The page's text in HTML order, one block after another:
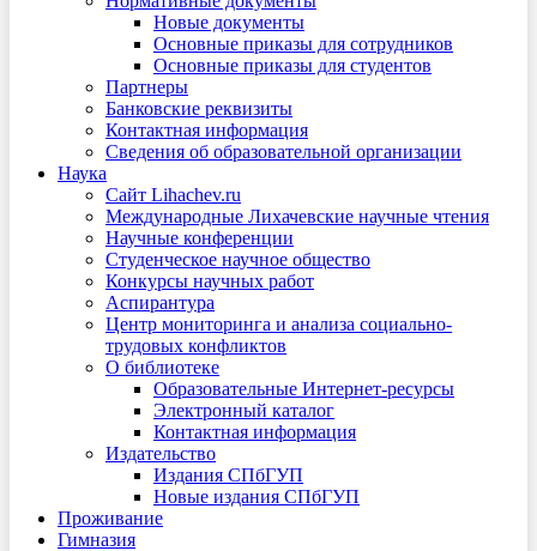
Новые документы
Основные приказы для сотрудников
Основные приказы для студентов
Партнеры
Банковские реквизиты
Контактная информация
Сведения об образовательной организации
Наука
Сайт Lihachev.ru
Международные Лихачевские научные чтения
Научные конференции
Студенческое научное общество
Конкурсы научных работ
Аспирантура
Центр мониторинга и анализа социально-
трудовых конфликтов
О библиотеке
Образовательные Интернет-ресурсы
Электронный каталог
Контактная информация
Издательство
Издания СПбГУП
Новые издания СПбГУП
Проживание
Гимназия